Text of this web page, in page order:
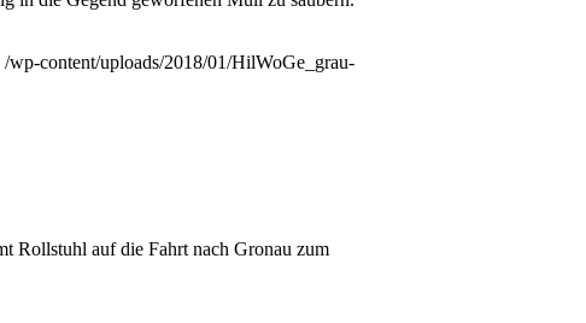
/wp-content/uploads/2018/01/HilWoGe_grau-
Rollstuhl auf die Fahrt nach Gronau zum